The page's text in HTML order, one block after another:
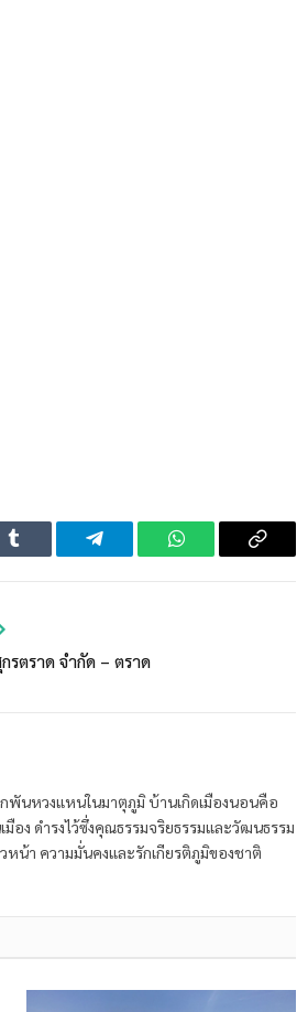
Tumblr Telegram WhatsAppCopy
รตราด จำกัด – ตราด
พันหวงแหนในมาตุภูมิ บ้านเกิดเมืองนอนคือ
ดำรงไว้ซึ่งคุณธรรมจริยธรรมและวัฒนธรรม
น้า ความมั่นคงและรักเกียรติภูมิของชาติ